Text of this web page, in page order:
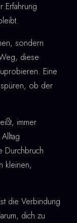
Erfahrung
sondern
diese
Eine
ob der
immer
Durchbruch
kleinen,
die Verbindung
dich zu